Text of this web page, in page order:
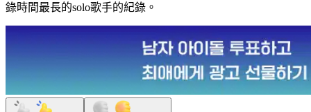
錄時間最長的solo歌手的紀錄。